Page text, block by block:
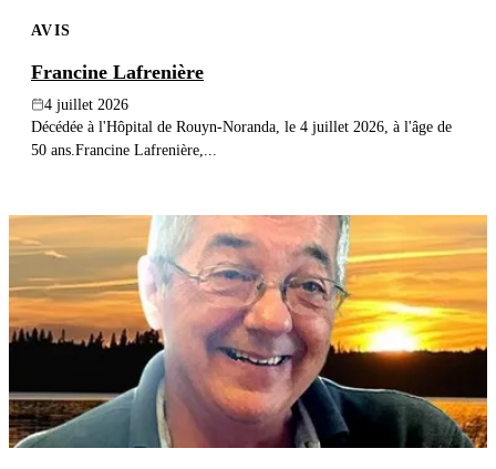
AVIS
Francine Lafrenière
4 juillet 2026
Décédée à l'Hôpital de Rouyn-Noranda, le 4 juillet 2026, à l'âge de
50 ans.Francine Lafrenière,...